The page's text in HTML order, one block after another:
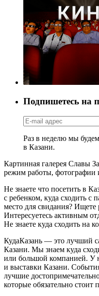
Подпишетесь на
Раз в неделю мы
в Казани.
Картинная галерея Славы
режим работы, фотографии
Не знаете что посетить в
с ребенком, куда сходить с
место для свидания?
Интересуетесь активным
Не знаете куда сходить на
КудаКазань — это лучший
Казани. Мы знаем куда
или большой компанией. У
и выставки Казани.
лучшие
которые обязательно стоит